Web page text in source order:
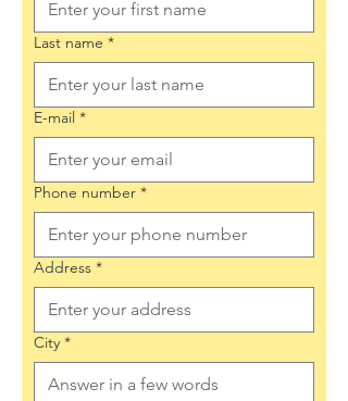
Last name *
E-mail *
Phone number *
Address *
City *